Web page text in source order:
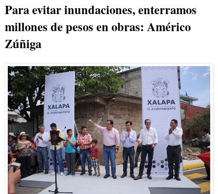
Para evitar inundaciones, enterramos
millones de pesos en obras: Américo
Zúñiga